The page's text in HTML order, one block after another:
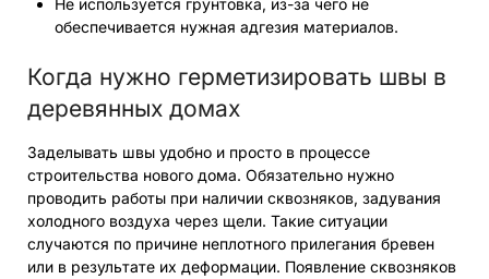
Не используется грунтовка, из-за чего не
обеспечивается нужная адгезия материалов.
Когда нужно герметизировать швы в
деревянных домах
Заделывать швы удобно и просто в процессе
строительства нового дома. Обязательно нужно
проводить работы при наличии сквозняков, задувания
холодного воздуха через щели. Такие ситуации
случаются по причине неплотного прилегания бревен
или в результате их деформации. Появление сквозняков